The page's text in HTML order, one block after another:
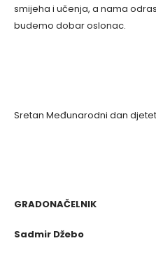
smijeha i učenja, a nama
budemo dobar oslonac.
Sretan Međunarodni dan
GRADONAČELNIK
Sadmir Džebo